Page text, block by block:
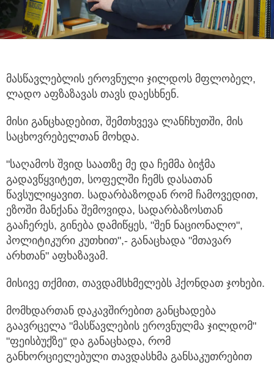
მასწავლებლის ეროვნული ჯილდოს მფლობელ,
ლადო აფზაზავას თავს დაესხნენ.
მისი განცხადებით, შემთხვევა ლანჩხუთში, მის
საცხოვრებელთან მოხდა.
"საღამოს შვიდ საათზე მე და ჩემმა ბიჭმა
გადავწყვიტეთ, სოფელში ჩემს დასათან
წავსულიყავით. სადარბაზოდან რომ ჩამოვედით,
ეზოში მანქანა შემოვიდა, სადარბაზოსთან
გააჩერეს, გინება დამიწყეს, "შენ ნაციონალო",
პოლიტიკური კუთხით",- განაცხადა "მთავარ
არხთან" აფხაზავამ.
მისივე თქმით, თავდამსხმელებს ჰქონდათ ჯოხები.
მომხდართან დაკავშირებით განცხადება
გაავრცელა "მასწავლების ეროვნულმა ჯილდომ"
"ფეისბუქზე" და განაცხადა, რომ
განხორციელებული თავდასხმა განსაკუთრებით